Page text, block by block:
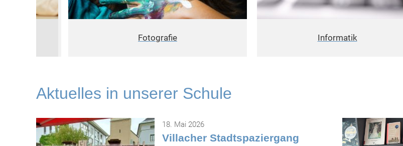
Fotografie Informatik
Aktuelles in unserer Schule
18. Mai 2026
Villacher Stadtspaziergang